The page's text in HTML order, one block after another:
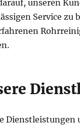
unseren
Service zu
Dienstleistungen